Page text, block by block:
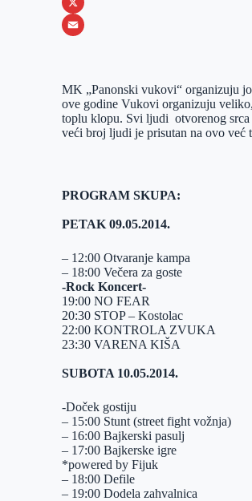
o
e
e
r
k
I
n
b
h
s
A
p
X
a
i
l
MK „Panonski vukovi“ organizuju
ove godine Vukovi organizuju
toplu klopu. Svi ljudi otvorenog srca
veći broj ljudi je prisutan na ovo već
PROGRAM SKUPA:
PETAK 09.05.2014.
– 12:00 Otvaranje kampa
– 18:00 Večera za goste
-Rock Koncert-
19:00 NO FEAR
20:30 STOP – Kostolac
22:00 KONTROLA ZVUKA
23:30 VARENA KIŠA
SUBOTA 10.05.2014.
-Doček gostiju
– 15:00 Stunt (street fight vožnja)
– 16:00 Bajkerski pasulj
– 17:00 Bajkerske igre
*powered by Fijuk
– 18:00 Defile
– 19:00 Dodela zahvalnica